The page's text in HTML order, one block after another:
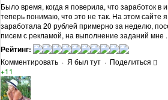
Было время, когда я поверила, что заработок в
теперь понимаю, что это не так. На этом сайте
заработала 20 рублей примерно за неделю,
писем с рекламой, на выполнение заданий мне
Рейтинг:
Комментировать · Я был тут · Поделиться
+11